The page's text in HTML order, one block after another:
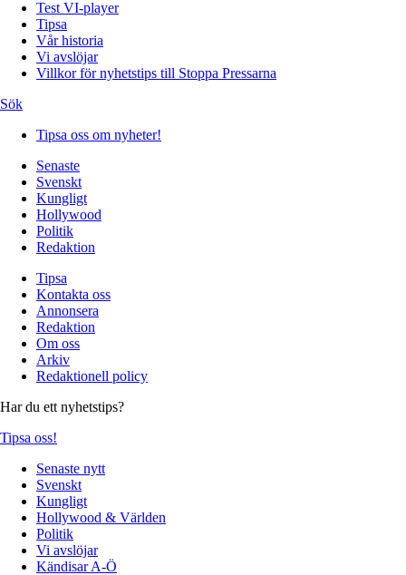
Test VI-player
Tipsa
Vår historia
Vi avslöjar
Villkor för nyhetstips till Stoppa Pressarna
Sök
Tipsa oss om nyheter!
Senaste
Svenskt
Kungligt
Hollywood
Politik
Redaktion
Tipsa
Kontakta oss
Annonsera
Redaktion
Om oss
Arkiv
Redaktionell policy
Har du ett nyhetstips?
Tipsa oss!
Senaste nytt
Svenskt
Kungligt
Hollywood & Världen
Politik
Vi avslöjar
Kändisar A-Ö